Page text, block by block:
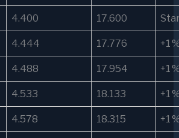
4.400 17.600
4.444 17.776 +1
4.488 17.954 +1
4.533 18.133 +1
4.578 18.315 +1